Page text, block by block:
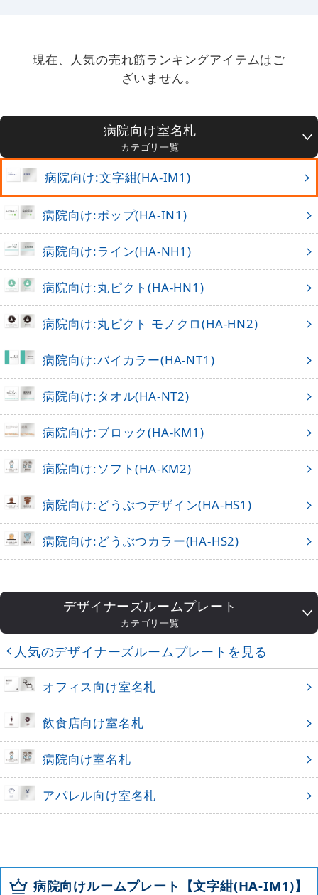
現在、人気の売れ筋ランキングアイテムはご
ざいません。
病院向け室名札
カテゴリ一覧
病院向け:文字紺(HA-IM1)
病院向け:ポップ(HA-IN1)
病院向け:ライン(HA-NH1)
病院向け:丸ピクト(HA-HN1)
病院向け:丸ピクト モノクロ(HA-HN2)
病院向け:バイカラー(HA-NT1)
病院向け:タオル(HA-NT2)
病院向け:ブロック(HA-KM1)
病院向け:ソフト(HA-KM2)
病院向け:どうぶつデザイン(HA-HS1)
病院向け:どうぶつカラー(HA-HS2)
デザイナーズルームプレート
カテゴリ一覧
人気のデザイナーズルームプレートを見る
オフィス向け室名札
飲食店向け室名札
病院向け室名札
アパレル向け室名札
病院向けルームプレート【文字紺(HA-IM1)】